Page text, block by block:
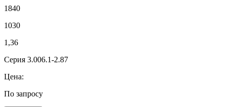
1840
1030
1,36
Серия 3.006.1-2.87
Цена:
По запросу